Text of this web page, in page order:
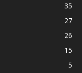
35
27
26
15
5